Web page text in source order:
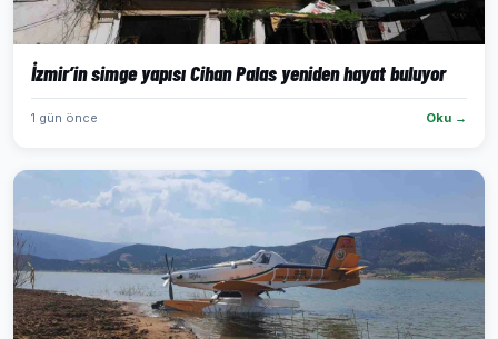
İzmir’in simge yapısı Cihan Palas yeniden hayat buluyor
1 gün önce Oku →